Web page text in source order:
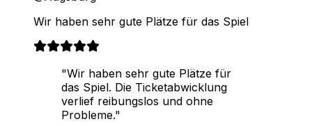
Wir haben sehr gute Plätze für das Spiel
"Wir haben sehr gute Plätze für
das Spiel. Die Ticketabwicklung
verlief reibungslos und ohne
Probleme."